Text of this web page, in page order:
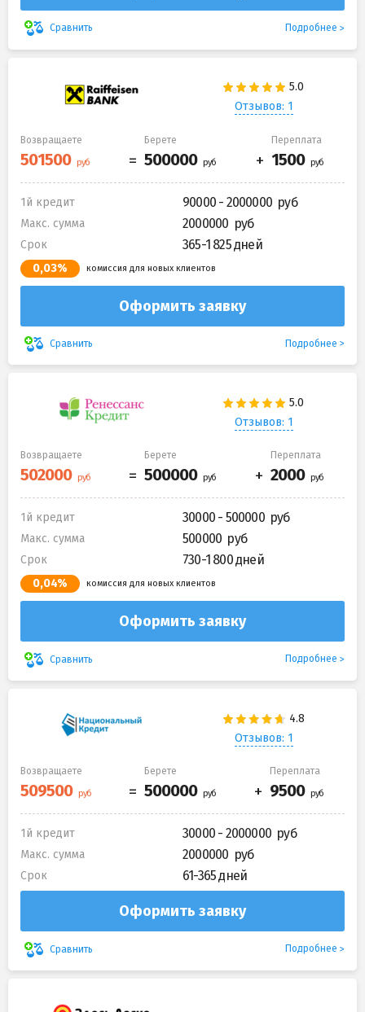
Сравнить Подробнее
Отзывов: 1
Возвращаете Берете Переплата
1й кредит 90000 - 2000000
Макс. сумма 2000000
Срок 365-1 825 дней
0,03% комиссия для новых клиентов
Оформить заявку
Сравнить Подробнее
Отзывов: 1
Возвращаете Берете Переплата
1й кредит 30000 - 500000
Макс. сумма 500000
Срок 730-1 800 дней
0,04% комиссия для новых клиентов
Оформить заявку
Сравнить Подробнее
Отзывов: 1
Возвращаете Берете Переплата
1й кредит 30000 - 2000000
Макс. сумма 2000000
Срок 61-365 дней
Оформить заявку
Сравнить Подробнее